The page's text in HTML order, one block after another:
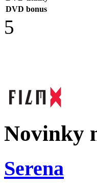
DVD bonus
5
Novinky
Serena